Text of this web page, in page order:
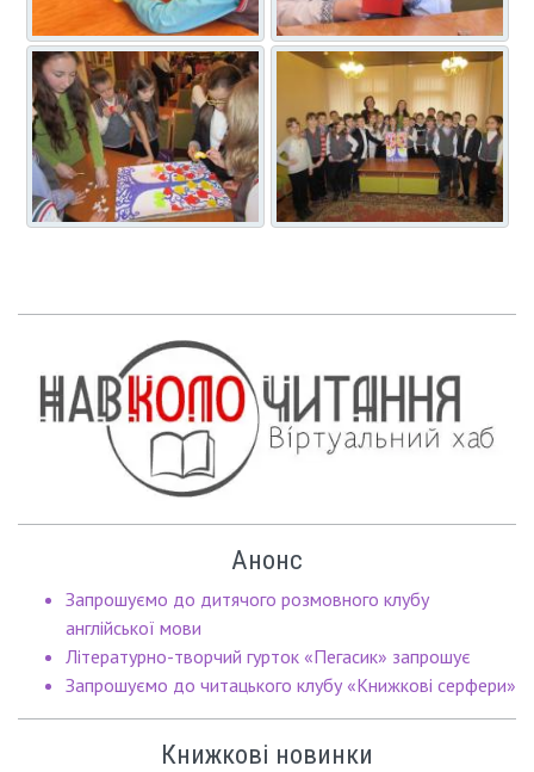
Анонс
Запрошуємо до дитячого розмовного клубу
англійської мови
Літературно-творчий гурток «Пегасик» запрошує
Запрошуємо до читацького клубу «Книжкові серфери»
Книжкові новинки